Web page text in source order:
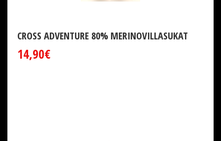
CROSS ADVENTURE 80% MERINOVILLASUKAT
14,90€